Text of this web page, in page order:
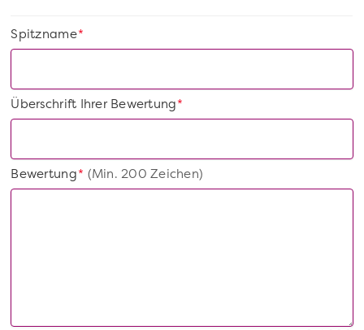
*
Spitzname
*
Überschrift Ihrer Bewertung
*
Bewertung(Min. 200 Zeichen)